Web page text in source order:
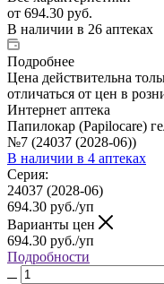
от 694.30 руб.
В наличии в 26 аптеках
Подробнее
Цена действительна
отличаться от цен в
Интернет аптека
Папилокар (Papilocare)
№7 (24037 (2028-06))
В наличии в 4 аптеках
Серия:
24037 (2028-06)
694.30 руб./уп
Варианты цен
694.30 руб./уп
Подробности